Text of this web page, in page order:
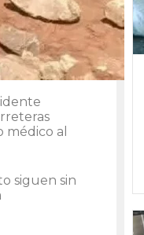
al
siguen sin